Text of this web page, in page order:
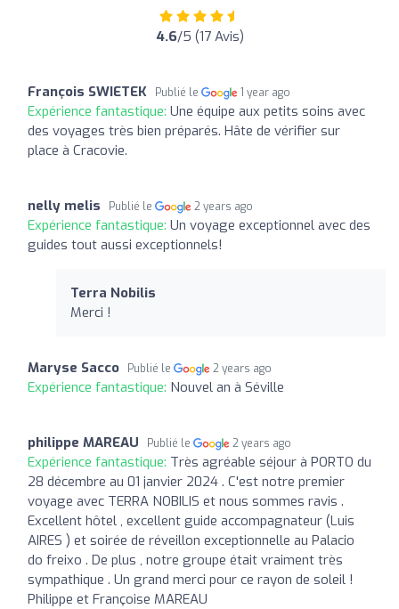
4.6/5 (17 Avis)
François SWIETEK Publié le 1 year ago
Expérience fantastique: Une équipe aux petits soins avec
des voyages très bien préparés. Hâte de vérifier sur
place à Cracovie.
nelly melis Publié le 2 years ago
Expérience fantastique: Un voyage exceptionnel avec des
guides tout aussi exceptionnels!
Terra Nobilis
Merci !
Maryse Sacco Publié le 2 years ago
Expérience fantastique: Nouvel an à Séville
philippe MAREAU Publié le 2 years ago
Expérience fantastique: Très agréable séjour à PORTO du
28 décembre au 01 janvier 2024 . C'est notre premier
voyage avec TERRA NOBILIS et nous sommes ravis .
Excellent hôtel , excellent guide accompagnateur (Luis
AIRES ) et soirée de réveillon exceptionnelle au Palacio
do freixo . De plus , notre groupe était vraiment très
sympathique . Un grand merci pour ce rayon de soleil !
Philippe et Françoise MAREAU